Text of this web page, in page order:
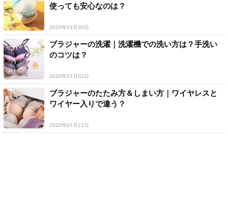
使っても安心なのは？
2020年03月30日
ブラジャーの洗濯｜洗濯機での洗い方は？手洗い
のコツは？
2020年07月02日
ブラジャーのたたみ方＆しまい方｜ワイヤレスと
ワイヤー入りで違う？
2020年07月21日